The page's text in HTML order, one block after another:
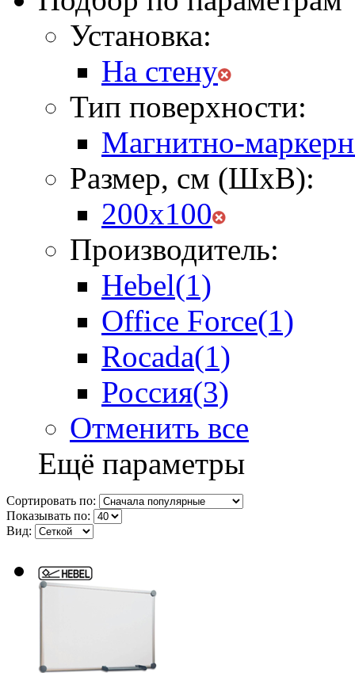
Установка:
На стену
Тип поверхности:
Магнитно-
Размер, см (ШхВ):
200х100
Производитель:
Hebel(1)
Office Force(1)
Rocada(1)
Россия(3)
Отменить все
Ещё параметры
Сортировать по:
Показывать по:
Вид: